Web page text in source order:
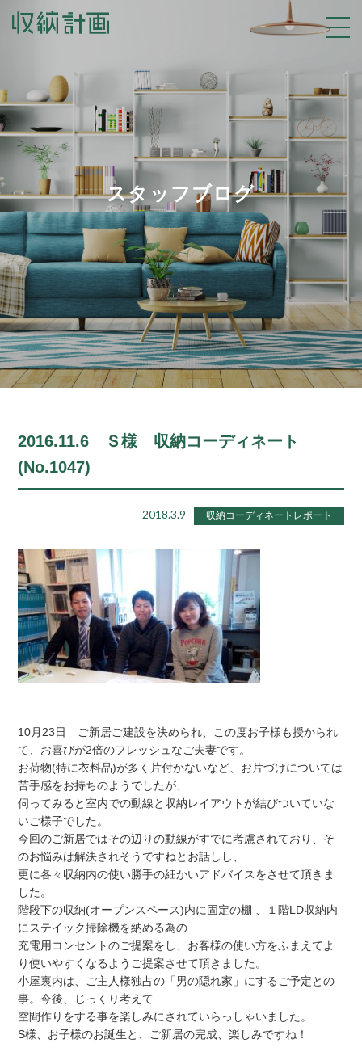
スタッフブログ
2016.11.6 Ｓ様 収納コーディネート
(No.1047)
2018.3.9 収納コーディネートレポート
10月23日 ご新居ご建設を決められ、この度お子様も授かられ
て、お喜びが2倍のフレッシュなご夫妻です。
お荷物(特に衣料品)が多く片付かないなど、お片づけについては
苦手感をお持ちのようでしたが、
伺ってみると室内での動線と収納レイアウトが結びついていな
いご様子でした。
今回のご新居ではその辺りの動線がすでに考慮されており、そ
のお悩みは解決されそうですねとお話しし、
更に各々収納内の使い勝手の細かいアドバイスをさせて頂きま
した。
階段下の収納(オープンスペース)内に固定の棚 、１階LD収納内
にステイック掃除機を納める為の
充電用コンセントのご提案をし、お客様の使い方をふまえてよ
り使いやすくなるようご提案させて頂きました。
小屋裏内は、ご主人様独占の「男の隠れ家」にするご予定との
事。今後、じっくり考えて
空間作りをする事を楽しみにされていらっしゃいました。
S様、お子様のお誕生と、ご新居の完成、楽しみですね！